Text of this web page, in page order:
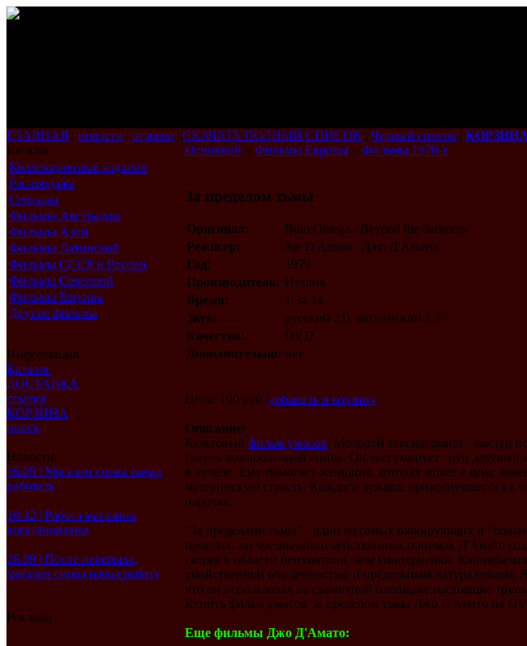
ГЛАВНАЯ | новости | отзывы | СКАЧАТЬ ПОЛНЫЙ СПИСОК | Черный список | КОРЗИНА
Каталог
Коллекционные издания
Распродажа
Сериалы
Фильмы Австралии
Фильмы Азии
Фильмы Латинской
Америки
Фильмы СССР и России
Фильмы Северной
Америки
Фильмы Европы
Другие фильмы
Информация
Каталог
ДОСТАВКА
ссылки
КОРЗИНА
поиск
Новости
16.05 | Магазин снова начал
работать
10.12 | Работа магазина
восстановлена
26.09 | После перерыва,
магазин снова начал работу
Реклама
Основной » Фильмы Европы » Фильмы 1970-х
За пределом тьмы
Оригинал:
Buio Omega / Beyond the darkness
Режисер:
Joe D'Amato / Джо Д'Амато
Год:
1979
Производитель: Италия
Время:
1:34.14
Звук:
русский 2.0, английский 2.0
Качество:
DVD
Дополнительно: нет
Цена: 100 руб. добавить в корзину
Описание:
Культовый фильм ужасов. Молодой таксидермист - мастер
смерть возлюбленной Анны. Он эксгумирует труп девушки
в чучело. Ему помогает женщина, которая живет с ним,
материнскую страсть. Каждого чужака, прикоснувшегося к
парочки.
"За пределами тьмы" - один из самых шокирующих и
простых, но чрезвычайно действенных приемов Д'Амато
скорее в области психиатрии, чем кинокритики.
убийственной обыденностью и предельным натурализмом.
что он использовал на съемочной площадке настоящие
Купить фильм ужасов За пределом тьмы Джо Д'Амато на
Еще фильмы Джо Д'Амато: